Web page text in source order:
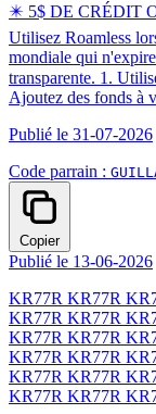
✴️ 5$ DE CRÉDIT
Utilisez Roamless
mondiale qui
transparente. 1.
Ajoutez des fonds à
Publié le 31-07-2026
Code parrain :
Copier
Publié le 13-06-2026
KR77R KR77R
KR77R KR77R
KR77R KR77R
KR77R KR77R
KR77R KR77R
KR77R KR77R